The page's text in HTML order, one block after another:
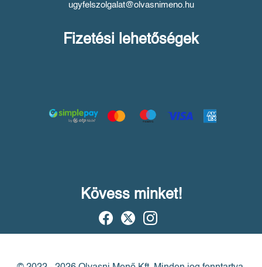
ugyfelszolgalat@olvasnimeno.hu
Fizetési lehetőségek
Kövess minket!